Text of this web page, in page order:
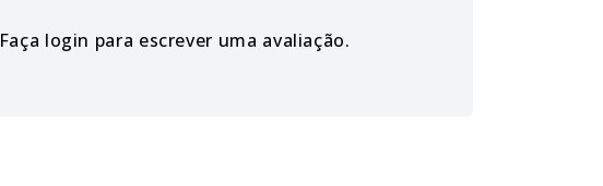
Faça login para escrever uma avaliação.